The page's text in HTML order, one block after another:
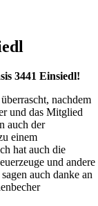
3441 Einsiedl!
nachdem
und das Mitglied
auch der
einem
hat auch die
und andere
auch danke an